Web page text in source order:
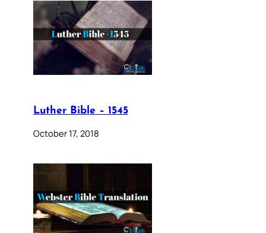
Luther Bible – 1545
October 17, 2018